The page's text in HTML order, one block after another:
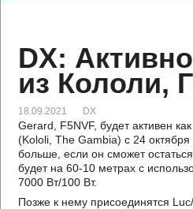
DX:
из Кололи,
18.09.2021 DX
Gerard, F5NVF, будет активен
(Kololi, The Gambia) с 24
больше, если он сможет
будет на 60-10 метрах с
7000 Вт/100 Вт.
Позже к нему присоединятся